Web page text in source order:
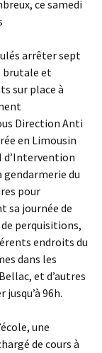
ce samedi
arrêter sept
brutale et
sur place à
Direction Anti
en Limousin
d’Intervention
gendarmerie du
pour
sa journée de
perquisitions,
endroits du
dans les
et d’autres
96h.
une
de cours à